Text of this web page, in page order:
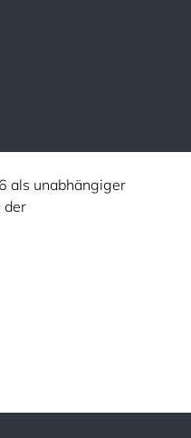
als unabhängiger
der